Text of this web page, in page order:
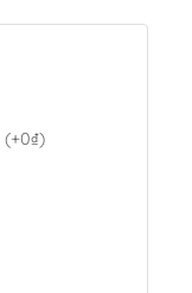
(+0₫)